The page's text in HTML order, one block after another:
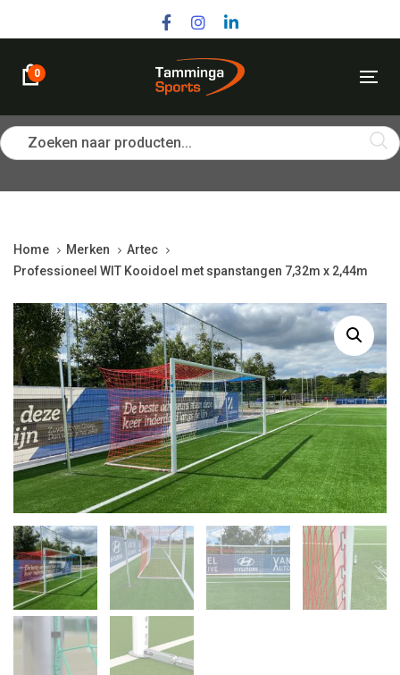
navigation
content
0
Zoeken naar producten...
Home Merken
Artec
Professioneel WIT Kooidoel met spanstangen 7,32m x 2,44m
Professioneel
WIT
Kooidoel
met
spanstangen
7,32m
x
2,44m
quantity